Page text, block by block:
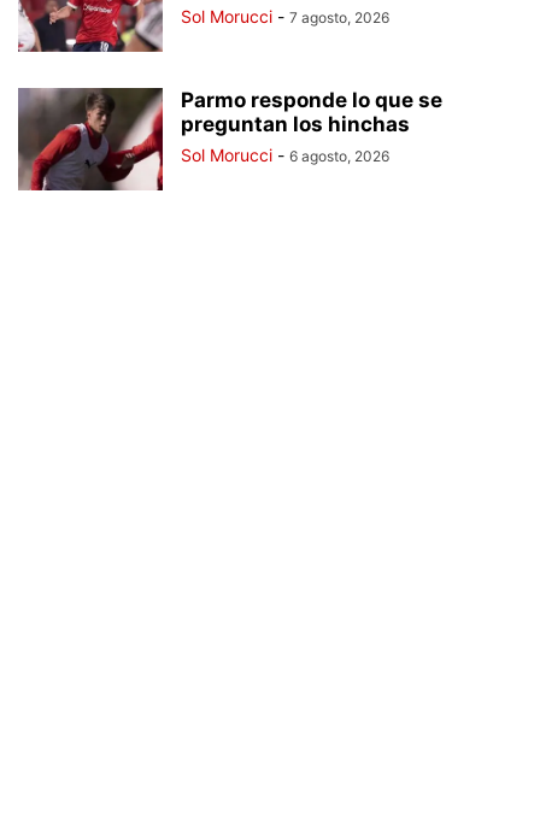
Sol Morucci - 7 agosto, 2026
Parmo responde lo que se
preguntan los hinchas
Sol Morucci - 6 agosto, 2026